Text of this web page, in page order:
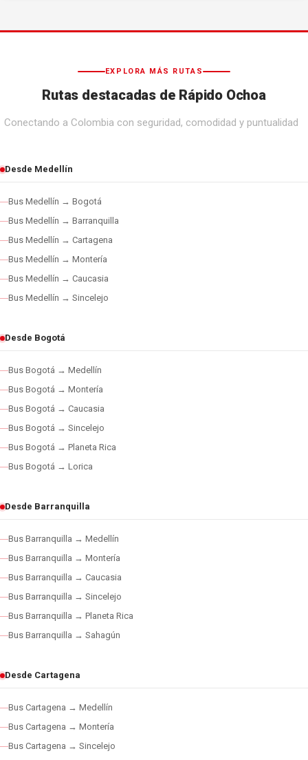
EXPLORA MÁS RUTAS
Rutas destacadas de Rápido Ochoa
Conectando a Colombia con seguridad, comodidad y puntualidad
Desde Medellín
Bus Medellín → Bogotá
Bus Medellín → Barranquilla
Bus Medellín → Cartagena
Bus Medellín → Montería
Bus Medellín → Caucasia
Bus Medellín → Sincelejo
Desde Bogotá
Bus Bogotá → Medellín
Bus Bogotá → Montería
Bus Bogotá → Caucasia
Bus Bogotá → Sincelejo
Bus Bogotá → Planeta Rica
Bus Bogotá → Lorica
Desde Barranquilla
Bus Barranquilla → Medellín
Bus Barranquilla → Montería
Bus Barranquilla → Caucasia
Bus Barranquilla → Sincelejo
Bus Barranquilla → Planeta Rica
Bus Barranquilla → Sahagún
Desde Cartagena
Bus Cartagena → Medellín
Bus Cartagena → Montería
Bus Cartagena → Sincelejo